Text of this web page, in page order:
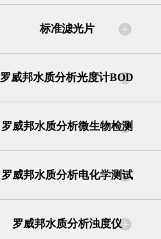
标准滤光片
罗威邦水质分析光度计BOD
罗威邦水质分析微生物检测
罗威邦水质分析电化学测试
罗威邦水质分析浊度仪